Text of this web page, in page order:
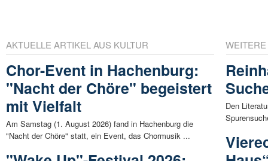
AKTUELLE ARTIKEL AUS KULTUR
Chor-Event in Hachenburg:
"Nacht der Chöre" begeistert
mit Vielfalt
Am Samstag (1. August 2026) fand in Hachenburg die
"Nacht der Chöre" statt, ein Event, das Chormusik ...
Den